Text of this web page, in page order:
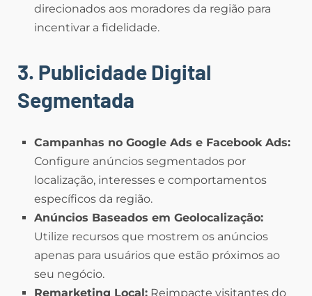
direcionados aos moradores da região para
incentivar a fidelidade.
3. Publicidade Digital
Segmentada
Campanhas no Google Ads e Facebook Ads:
Configure anúncios segmentados por
localização, interesses e comportamentos
específicos da região.
Anúncios Baseados em Geolocalização:
Utilize recursos que mostrem os anúncios
apenas para usuários que estão próximos ao
seu negócio.
Remarketing Local: Reimpacte visitantes do